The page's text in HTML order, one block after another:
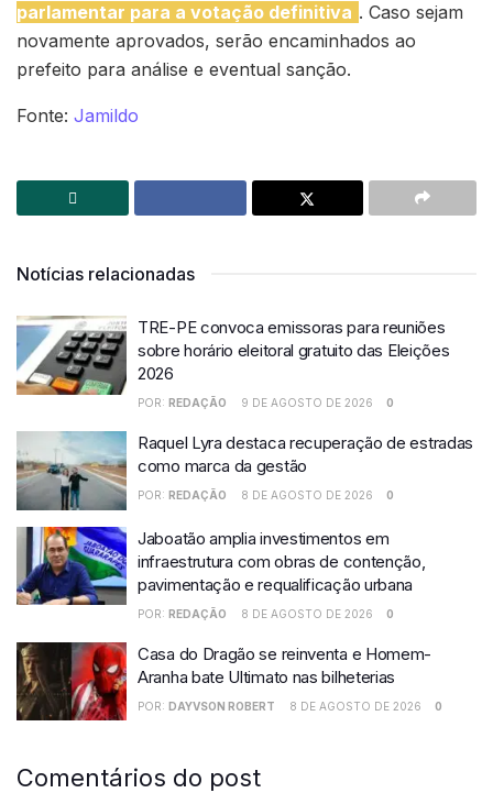
parlamentar para a votação definitiva . Caso sejam
novamente aprovados, serão encaminhados ao
prefeito para análise e eventual sanção.
Fonte: Jamildo
Notícias relacionadas
TRE-PE convoca emissoras para reuniões
sobre horário eleitoral gratuito das Eleições
2026
POR: REDAÇÃO 9 DE AGOSTO DE 2026 0
Raquel Lyra destaca recuperação de estradas
como marca da gestão
POR: REDAÇÃO 8 DE AGOSTO DE 2026 0
Jaboatão amplia investimentos em
infraestrutura com obras de contenção,
pavimentação e requalificação urbana
POR: REDAÇÃO 8 DE AGOSTO DE 2026 0
Casa do Dragão se reinventa e Homem-
Aranha bate Ultimato nas bilheterias
POR: DAYVSON ROBERT 8 DE AGOSTO DE 2026 0
Comentários do post